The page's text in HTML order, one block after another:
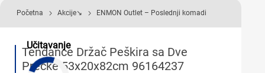
Učitavanje
Početna Akcije↘ ENMON Outlet – Poslednji komadi
Tendance Držač Peškira sa Dve
Prečke 53x20x82cm 96164237